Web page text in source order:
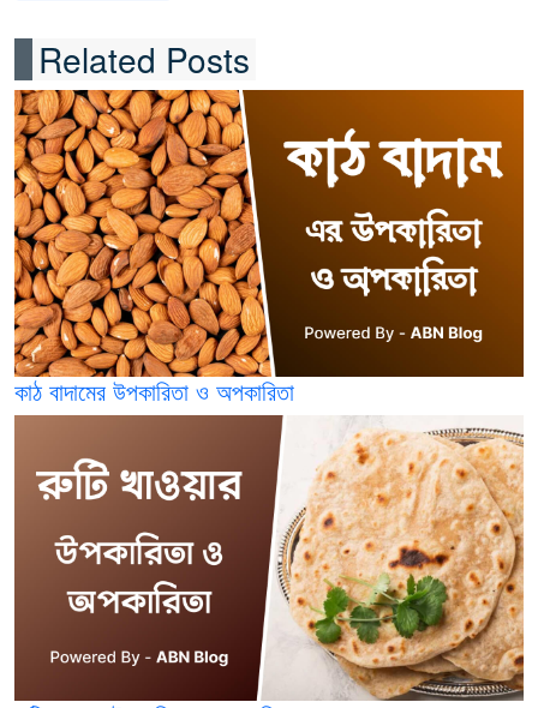
Related Posts
কাঠ বাদামের উপকারিতা ও অপকারিতা